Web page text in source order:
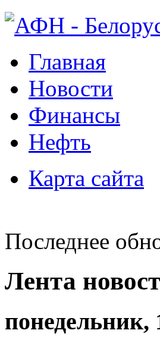
Главная
Новости
Финансы
Нефть
Карта сайта
Последнее
Лента
понедельник,